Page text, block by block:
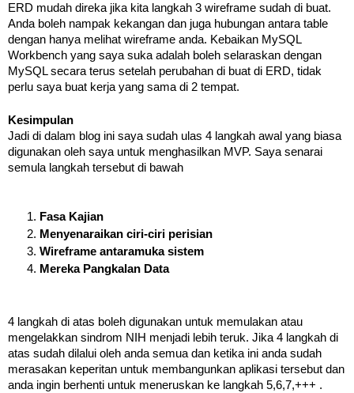
ERD mudah direka jika kita langkah 3 wireframe sudah di buat.
Anda boleh nampak kekangan dan juga hubungan antara table
dengan hanya melihat wireframe anda. Kebaikan MySQL
Workbench yang saya suka adalah boleh selaraskan dengan
MySQL secara terus setelah perubahan di buat di ERD, tidak
perlu saya buat kerja yang sama di 2 tempat.
Kesimpulan
Jadi di dalam blog ini saya sudah ulas 4 langkah awal yang biasa
digunakan oleh saya untuk menghasilkan MVP. Saya senarai
semula langkah tersebut di bawah
Fasa Kajian
Menyenaraikan ciri-ciri perisian
Wireframe antaramuka sistem
Mereka Pangkalan Data
4 langkah di atas boleh digunakan untuk memulakan atau
mengelakkan sindrom NIH menjadi lebih teruk. Jika 4 langkah di
atas sudah dilalui oleh anda semua dan ketika ini anda sudah
merasakan keperitan untuk membangunkan aplikasi tersebut dan
anda ingin berhenti untuk meneruskan ke langkah 5,6,7,+++ .